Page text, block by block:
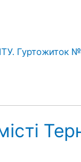
Гуртожиток №